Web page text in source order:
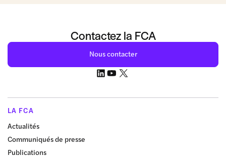
Contactez la FCA
Nous contacter
LA FCA
Actualités
Communiqués de presse
Publications